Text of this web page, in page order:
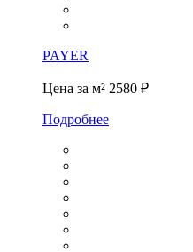
PAYER
Цена за м² 2580 ₽
Подробнее